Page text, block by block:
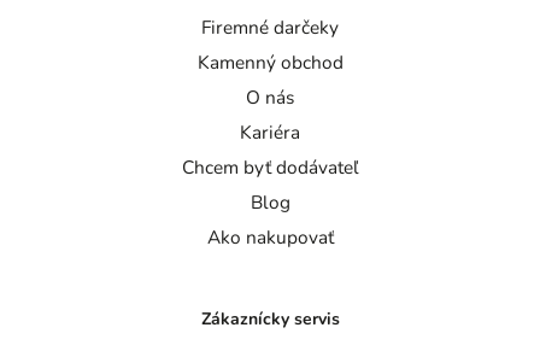
Firemné darčeky
Kamenný obchod
O nás
Kariéra
Chcem byť dodávateľ
Blog
Ako nakupovať
Zákaznícky servis